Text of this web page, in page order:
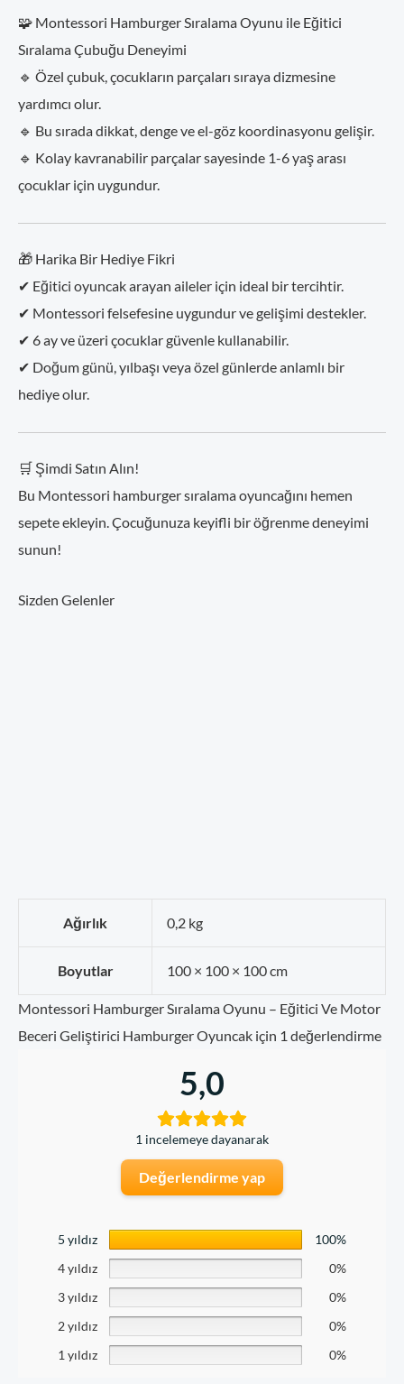
🧩 Montessori Hamburger Sıralama Oyunu ile Eğitici
Sıralama Çubuğu Deneyimi
🔹 Özel çubuk, çocukların parçaları sıraya dizmesine
yardımcı olur.
🔹 Bu sırada dikkat, denge ve el-göz koordinasyonu gelişir.
🔹 Kolay kavranabilir parçalar sayesinde 1-6 yaş arası
çocuklar için uygundur.
🎁 Harika Bir Hediye Fikri
✔ Eğitici oyuncak arayan aileler için ideal bir tercihtir.
✔ Montessori felsefesine uygundur ve gelişimi destekler.
✔ 6 ay ve üzeri çocuklar güvenle kullanabilir.
✔ Doğum günü, yılbaşı veya özel günlerde anlamlı bir
hediye olur.
🛒 Şimdi Satın Alın!
Bu Montessori hamburger sıralama oyuncağını hemen
sepete ekleyin. Çocuğunuza keyifli bir öğrenme deneyimi
sunun!
Sizden Gelenler
Ağırlık 0,2 kg
Boyutlar 100 × 100 × 100 cm
Montessori Hamburger Sıralama Oyunu – Eğitici Ve Motor
Beceri Geliştirici Hamburger Oyuncak için 1 değerlendirme
5,0
1 incelemeye dayanarak
Değerlendirme yap
5 yıldız
100%
4 yıldız
0%
3 yıldız
0%
2 yıldız
0%
1 yıldız
0%